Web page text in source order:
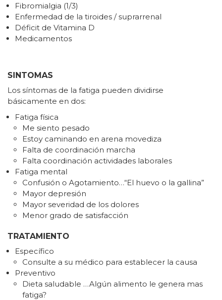
Fibromialgia (1/3)
Enfermedad de la tiroides / suprarrenal
Déficit de Vitamina D
Medicamentos
SINTOMAS
Los síntomas de la fatiga pueden dividirse
básicamente en dos:
Fatiga física
Me siento pesado
Estoy caminando en arena movediza
Falta de coordinación marcha
Falta coordinación actividades laborales
Fatiga mental
Confusión o Agotamiento…“El huevo o la gallina”
Mayor depresión
Mayor severidad de los dolores
Menor grado de satisfacción
TRATAMIENTO
Específico
Consulte a su médico para establecer la causa
Preventivo
Dieta saludable …Algún alimento le genera mas
fatiga?